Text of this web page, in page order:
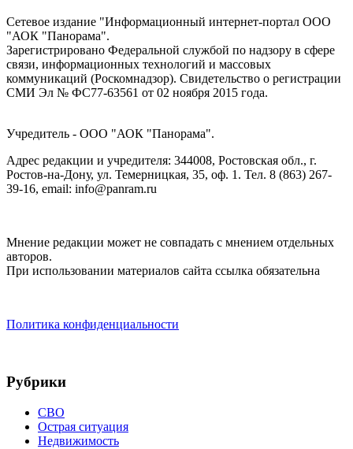
Сетевое издание "Информационный интернет-портал ООО
"АОК "Панорама".
Зарегистрировано Федеральной службой по надзору в сфере
связи, информационных технологий и массовых
коммуникаций (Роскомнадзор). Cвидетельство о регистрации
СМИ Эл № ФС77-63561 от 02 ноября 2015 года.
Учредитель - ООО "АОК "Панорама".
Адрес редакции и учредителя: 344008, Ростовская обл., г.
Ростов-на-Дону, ул. Темерницкая, 35, оф. 1. Тел. 8 (863) 267-
39-16, email: info@panram.ru
Мнение редакции может не совпадать с мнением отдельных
авторов.
При использовании материалов сайта ссылка обязательна
Политика конфиденциальности
Рубрики
СВО
Острая ситуация
Недвижимость